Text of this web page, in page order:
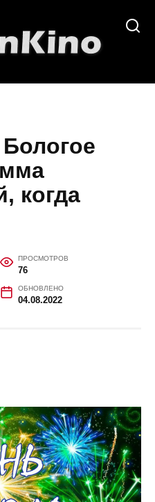
когда
ПРОСМОТРОВ
76
ОБНОВЛЕНО
04.08.2022